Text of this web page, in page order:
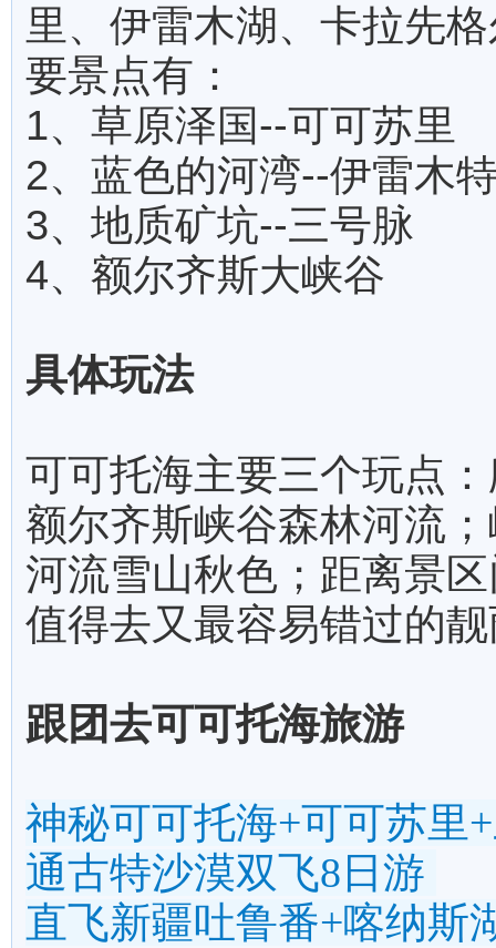
里、伊雷木湖、卡拉先
要景点有：
1、草原泽国--可可苏里
2、蓝色的河湾--伊雷木
3、地质矿坑--三号脉
4、额尔齐斯大峡谷
具体玩法
可可托海主要三个玩点
额尔齐斯峡谷森林河流
河流雪山秋色；距离景
值得去又最容易错过的
跟团去可可托海旅游
神秘可可托海+可可苏里
通古特沙漠双飞8日游
直飞新疆吐鲁番+喀纳斯